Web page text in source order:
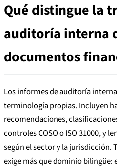
Qué distingue la
auditoría interna
documentos
Los informes de auditoría
terminología propias. Incluyen
recomendaciones,
controles COSO o ISO 31000, y
según el sector y la jurisdicción.
exige más que dominio bilingüe: